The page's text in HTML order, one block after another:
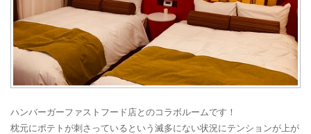
ハンバーガーファストフード店とのコラボルームです！
枕元にポテトが刺さっているという滅多にない状況にテンションが上が